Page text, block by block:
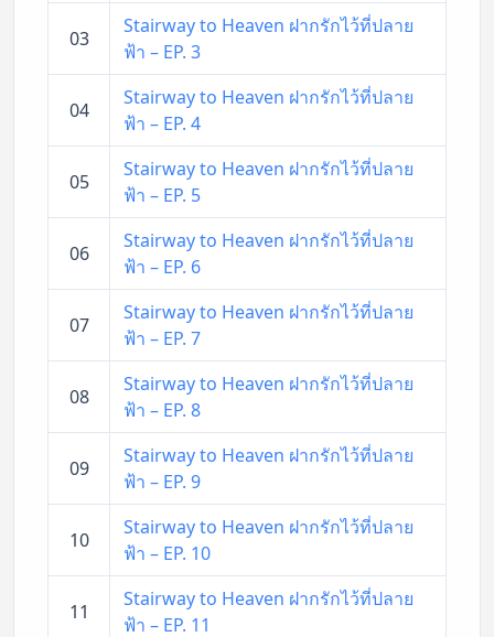
03
Stairway to Heaven ฝากรักไว้ที่ปลาย
ฟ้า – EP. 3
04
Stairway to Heaven ฝากรักไว้ที่ปลาย
ฟ้า – EP. 4
05
Stairway to Heaven ฝากรักไว้ที่ปลาย
ฟ้า – EP. 5
06
Stairway to Heaven ฝากรักไว้ที่ปลาย
ฟ้า – EP. 6
07
Stairway to Heaven ฝากรักไว้ที่ปลาย
ฟ้า – EP. 7
08
Stairway to Heaven ฝากรักไว้ที่ปลาย
ฟ้า – EP. 8
09
Stairway to Heaven ฝากรักไว้ที่ปลาย
ฟ้า – EP. 9
10
Stairway to Heaven ฝากรักไว้ที่ปลาย
ฟ้า – EP. 10
11
Stairway to Heaven ฝากรักไว้ที่ปลาย
ฟ้า – EP. 11